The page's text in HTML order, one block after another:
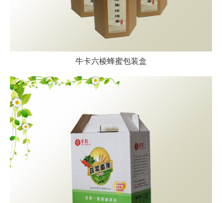
牛卡六棱蜂蜜包装盒